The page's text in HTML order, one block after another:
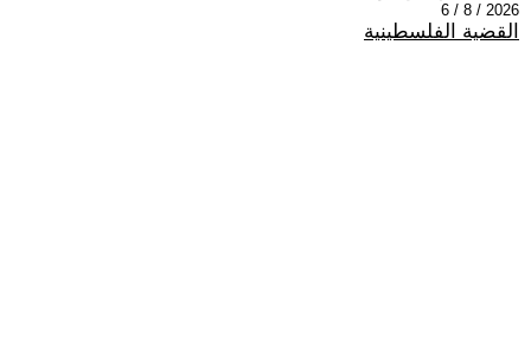
2026 / 8 / 6
القضية الفلسطينية